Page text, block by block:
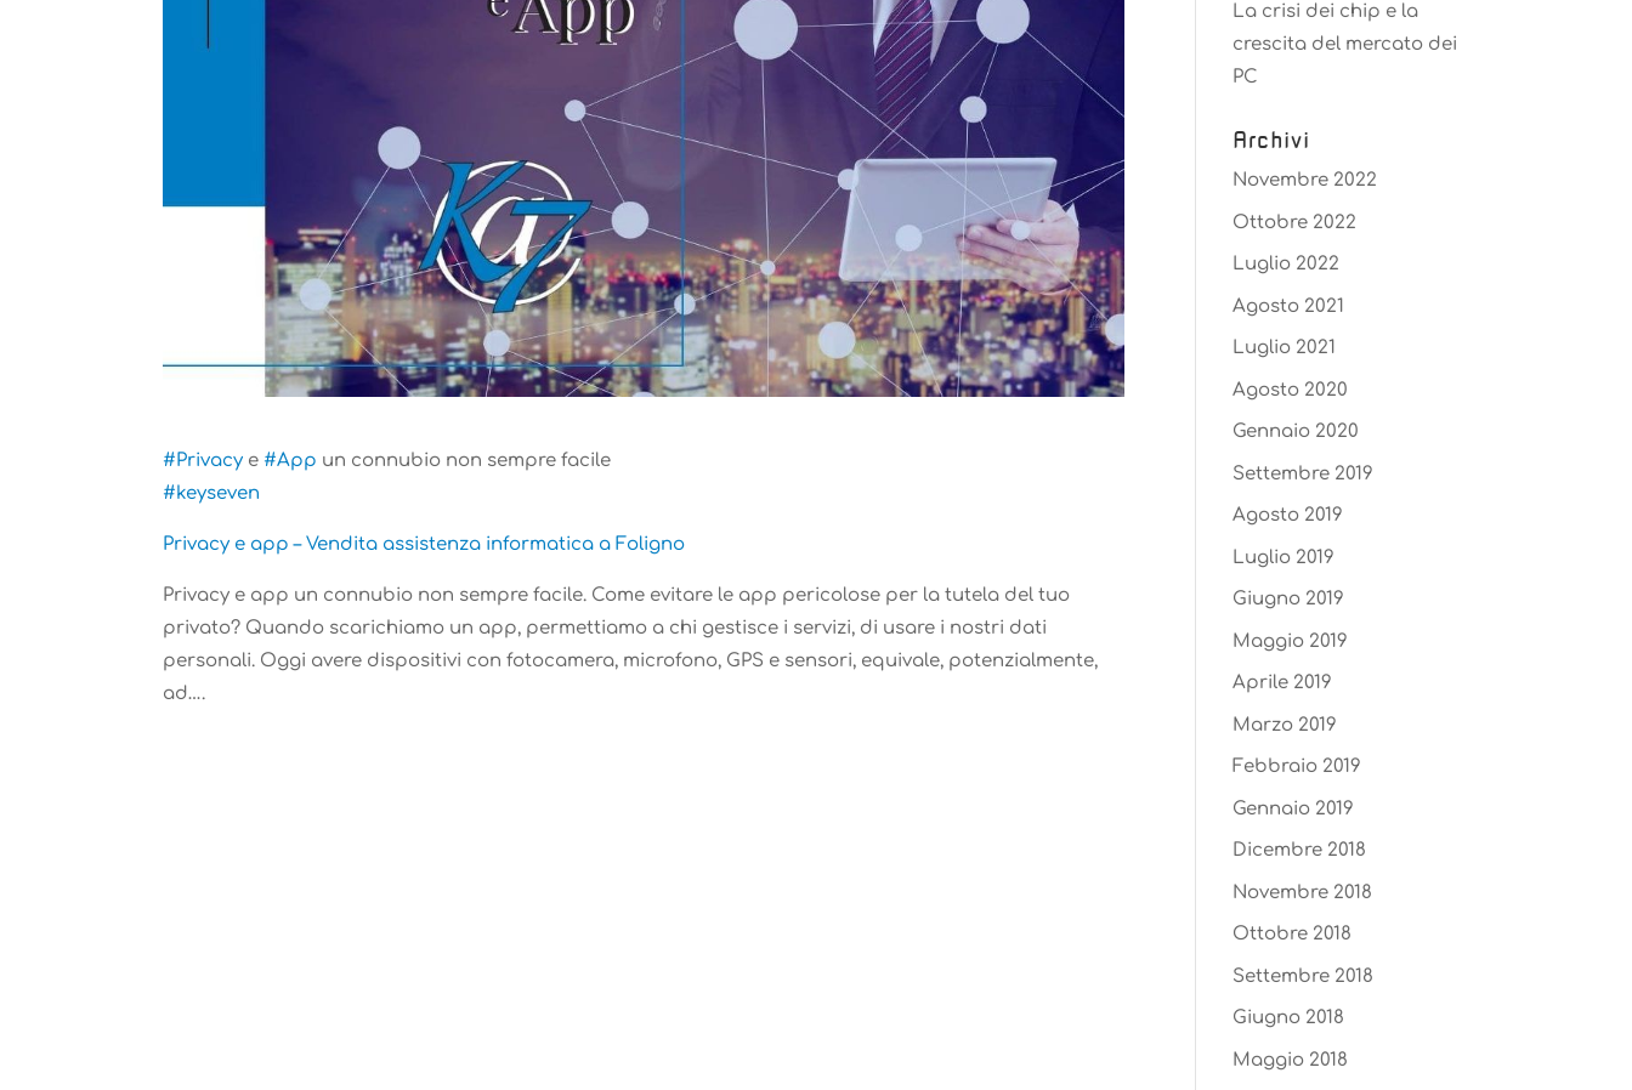
#Privacy e#App un connubio non sempre facile
#keyseven
Privacy e app – Vendita assistenza informatica a Foligno
Privacy e app un connubio non sempre facile. Come evitare le app pericolose per la tutela del tuo
privato? Quando scarichiamo un app, permettiamo a chi gestisce i servizi, di usare i nostri dati
personali. Oggi avere dispositivi con fotocamera, microfono, GPS e sensori, equivale, potenzialmente,
ad….
La crisi dei chip e la
crescita del mercato dei
PC
Archivi
Novembre 2022
Ottobre 2022
Luglio 2022
Agosto 2021
Luglio 2021
Agosto 2020
Gennaio 2020
Settembre 2019
Agosto 2019
Luglio 2019
Giugno 2019
Maggio 2019
Aprile 2019
Marzo 2019
Febbraio 2019
Gennaio 2019
Dicembre 2018
Novembre 2018
Ottobre 2018
Settembre 2018
Giugno 2018
Maggio 2018